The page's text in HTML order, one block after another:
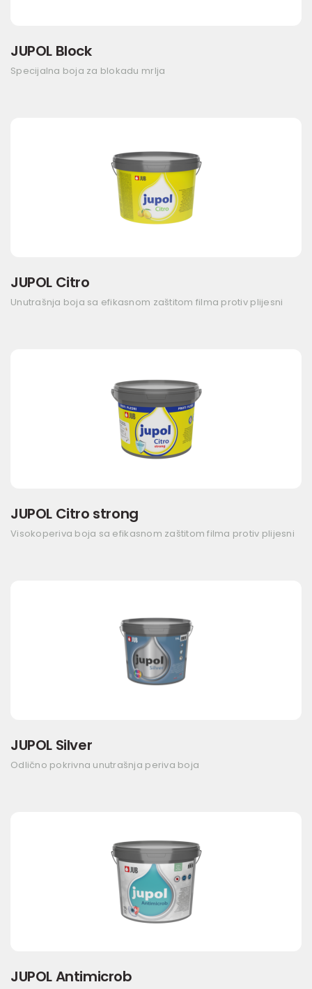
JUPOL Block
Specijalna boja za blokadu mrlja
JUPOL Citro
Unutrašnja boja sa efikasnom zaštitom filma protiv plijesni
JUPOL Citro strong
Visokoperiva boja sa efikasnom zaštitom filma protiv plijesni
JUPOL Silver
Odlično pokrivna unutrašnja periva boja
JUPOL Antimicrob